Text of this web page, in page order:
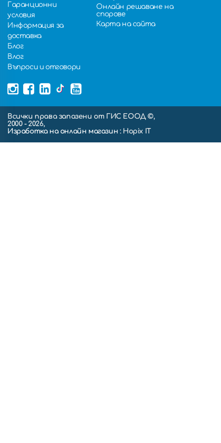
Гаранционни
условия
Информация за
доставка
Блог
Влог
Въпроси и отговори
Онлайн решаване на
спорове
Карта на сайта
Всички права запазени от ГИС ЕООД ©,
2000 - 2026,
Изработка на онлайн магазин : Hopix IT